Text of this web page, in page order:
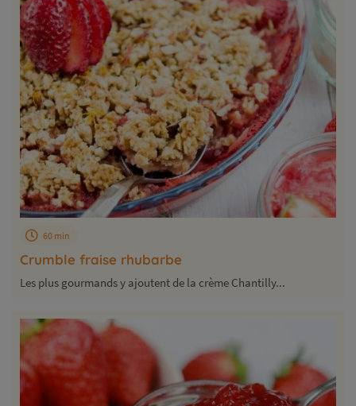
Crumble fraise rhubarbe
60 min
Les plus gourmands y ajoutent de la crème Chantilly...